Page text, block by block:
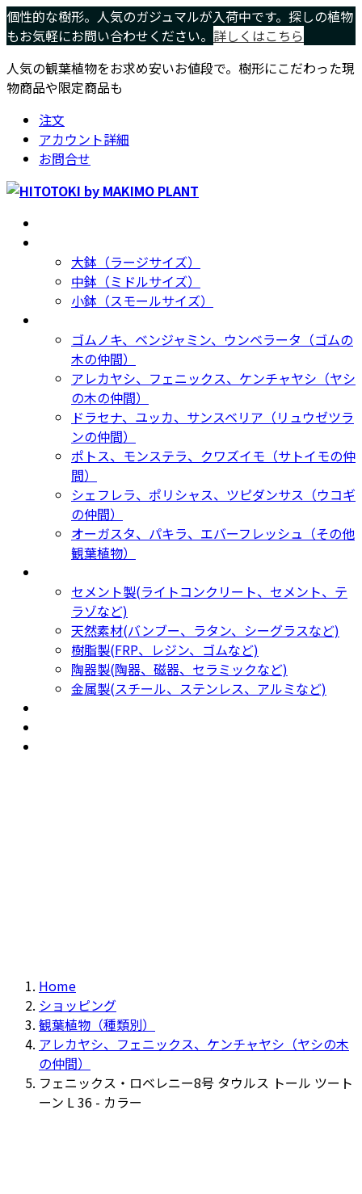
コ
ン
ン
ツ
プ
ナ
ビ
ー
シ
動
個性的な樹形。人気のガジュマルが入荷中です。探しの植物
もお気軽にお問い合わせください。 詳しくはこちら
人気の観葉植物をお求め安いお値段で。樹形にこだわった現
物商品や限定商品も
注文
アカウント詳細
お問合せ
大鉢（ラージサイズ）
中鉢（ミドルサイズ）
小鉢（スモールサイズ）
ゴムノキ、ベンジャミン、ウンベラータ（ゴムの
木の仲間）
アレカヤシ、フェニックス、ケンチャヤシ（ヤシ
の木の仲間）
ドラセナ、ユッカ、サンスベリア（リュウゼツラ
ンの仲間）
ポトス、モンステラ、クワズイモ（サトイモの仲
間）
シェフレラ、ポリシャス、ツピダンサス（ウコギ
の仲間）
オーガスタ、パキラ、エバーフレッシュ（その他
観葉植物）
セメント製(ライトコンクリート、セメント、テ
ラゾなど)
天然素材(バンブー、ラタン、シーグラスなど)
樹脂製(FRP、レジン、ゴムなど)
陶器製(陶器、磁器、セラミックなど)
金属製(スチール、ステンレス、アルミなど)
Home
ショッピング
観葉植物（種類別）
アレカヤシ、フェニックス、ケンチャヤシ（ヤシの木
の仲間）
フェニックス・ロベレニー8号 タウルス トール ツート
ーン L 36 - カラー